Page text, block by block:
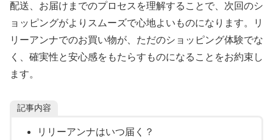
配送、お届けまでのプロセスを理解することで、次回のシ
ョッピングがよりスムーズで心地よいものになります。リ
リーアンナでのお買い物が、ただのショッピング体験でな
く、確実性と安心感をもたらすものになることをお約束し
ます。
記事内容
リリーアンナはいつ届く？